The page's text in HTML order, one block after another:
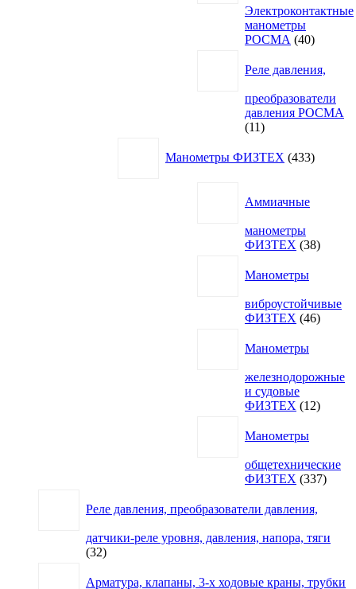
Электроконтактные
манометры
РОСМА
4040
Реле давления,
преобразователи
давления РОСМА
1111
Манометры ФИЗТЕХ 433товара
Аммиачные
манометры
ФИЗТЕХ 3838
Манометры
виброустойчивые
ФИЗТЕХ 4646
Манометры
железнодорожные
и судовые
ФИЗТЕХ
1212
Манометры
общетехнические
ФИЗТЕХ 337337
Реле давления, преобразователи давления,
датчики-реле уровня, давления, напора, тяги
3232
Арматура, клапаны, 3-х ходовые краны, трубки